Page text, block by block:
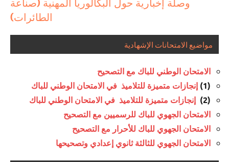
الطائرات)
مواضيع الامتحانات الإشهادية
الامتحان الوطني للباك مع التصحيح
(1)
إنجازات متميزة للتلاميذ في الامتحان الوطني للباك
(2)
إنجازات متميزة للتلاميذ في الامتحان الوطني للباك
الامتحان الجهوي للباك للرسميين مع التصحيح
الامتحان الجهوي للباك للأحرار مع التصحيح
الامتحان الجهوي للثالثة ثانوي إعدادي وتصحيحها